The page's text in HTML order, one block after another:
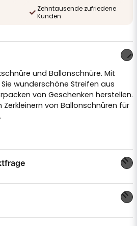
Zehntausende zufriedene
Kunden
und Ballonschnüre. Mit
wunderschöne Streifen aus
von Geschenken herstellen.
von Ballonschnüren für
zu diesem Produkt ...